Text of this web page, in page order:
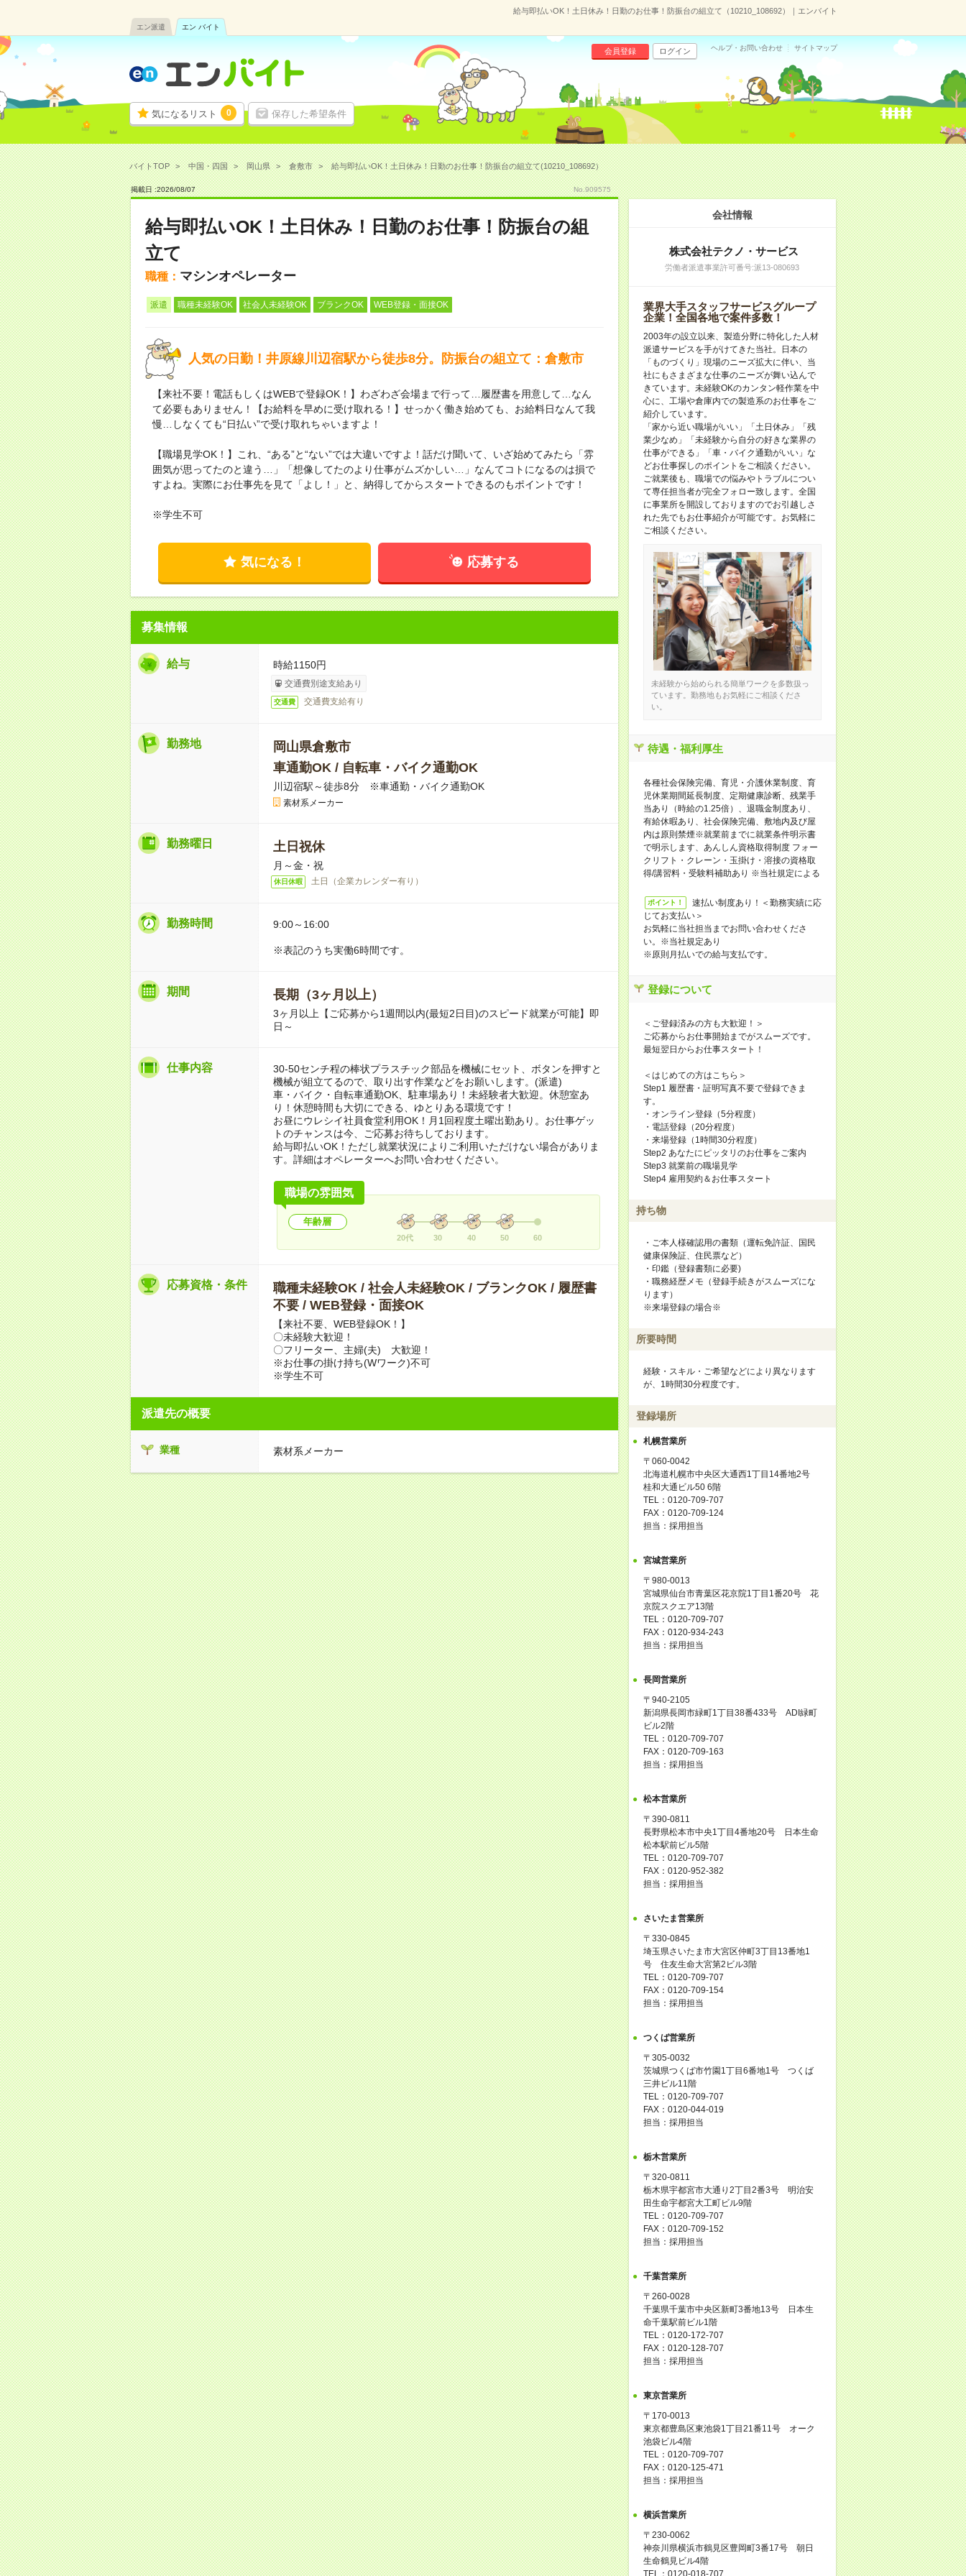
給与即払いOK！土日休み！日勤のお仕事！防振台の組立て（10210_108692）｜エンバイト
エン派遣 エン バイト
気になるリスト 0 保存した希望条件
会員登録 ログイン ヘルプ・お問い合わせ サイトマップ
バイトTOP 中国・四国 岡山県 倉敷市 給与即払いOK！土日休み！日勤のお仕事！防振台の組立て(10210_108692）
掲載日 :2026/08/07 No.909575
給与即払いOK！土日休み！日勤のお仕事！防振台の組
立て
職種： マシンオペレーター
派遣 職種未経験OK 社会人未経験OK ブランクOK WEB登録・面接OK
人気の日勤！井原線川辺宿駅から徒歩8分。防振台の組立て：倉敷市
【来社不要！電話もしくはWEBで登録OK！】わざわざ会場まで行って…履歴書を用意して…なん
て必要もありません！【お給料を早めに受け取れる！】せっかく働き始めても、お給料日なんて我
慢…しなくても“日払い”で受け取れちゃいますよ！
【職場見学OK！】これ、“ある”と“ない”では大違いですよ！話だけ聞いて、いざ始めてみたら「雰
囲気が思ってたのと違う…」「想像してたのより仕事がムズかしい…」なんてコトになるのは損で
すよね。実際にお仕事先を見て「よし！」と、納得してからスタートできるのもポイントです！
※学生不可
気になる！ 応募する
募集情報
給与 時給1150円
交通費別途支給あり
交通費 交通費支給有り
勤務地
岡山県倉敷市
車通勤OK / 自転車・バイク通勤OK
川辺宿駅～徒歩8分 ※車通勤・バイク通勤OK
素材系メーカー
勤務曜日 土日祝休
月～金・祝
休日休暇 土日（企業カレンダー有り）
勤務時間 9:00～16:00
※表記のうち実働6時間です。
期間 長期（3ヶ月以上）
3ヶ月以上【ご応募から1週間以内(最短2日目)のスピード就業が可能】即
日～
仕事内容
30-50センチ程の棒状プラスチック部品を機械にセット、ボタンを押すと
機械が組立てるので、取り出す作業などをお願いします。(派遣)
車・バイク・自転車通勤OK、駐車場あり！未経験者大歓迎。休憩室あ
り！休憩時間も大切にできる、ゆとりある環境です！
お昼にウレシイ社員食堂利用OK！月1回程度土曜出勤あり。お仕事ゲッ
トのチャンスは今、ご応募お待ちしております。
給与即払いOK！ただし就業状況によりご利用いただけない場合がありま
す。詳細はオペレーターへお問い合わせください。
職場の雰囲気
年齢層
20代 30 40 50 60
応募資格・条件
職種未経験OK / 社会人未経験OK / ブランクOK / 履歴書
不要 / WEB登録・面接OK
【来社不要、WEB登録OK！】
〇未経験大歓迎！
〇フリーター、主婦(夫) 大歓迎！
※お仕事の掛け持ち(Wワーク)不可
※学生不可
派遣先の概要
業種 素材系メーカー
会社情報
株式会社テクノ・サービス
労働者派遣事業許可番号:派13-080693
業界大手スタッフサービスグループ
企業！全国各地で案件多数！
2003年の設立以来、製造分野に特化した人材
派遣サービスを手がけてきた当社。日本の
「ものづくり」現場のニーズ拡大に伴い、当
社にもさまざまな仕事のニーズが舞い込んで
きています。未経験OKのカンタン軽作業を中
心に、工場や倉庫内での製造系のお仕事をご
紹介しています。
「家から近い職場がいい」「土日休み」「残
業少なめ」「未経験から自分の好きな業界の
仕事ができる」「車・バイク通勤がいい」な
どお仕事探しのポイントをご相談ください。
ご就業後も、職場での悩みやトラブルについ
て専任担当者が完全フォロー致します。全国
に事業所を開設しておりますのでお引越しさ
れた先でもお仕事紹介が可能です。お気軽に
ご相談ください。
未経験から始められる簡単ワークを多数扱っ
ています。勤務地もお気軽にご相談くださ
い。
待遇・福利厚生
各種社会保険完備、育児・介護休業制度、育
児休業期間延長制度、定期健康診断、残業手
当あり（時給の1.25倍）、退職金制度あり、
有給休暇あり、社会保険完備、敷地内及び屋
内は原則禁煙※就業前までに就業条件明示書
で明示します、あんしん資格取得制度 フォー
クリフト・クレーン・玉掛け・溶接の資格取
得/講習料・受験料補助あり ※当社規定による
ポイント！
速払い制度あり！＜勤務実績に応
じてお支払い＞
お気軽に当社担当までお問い合わせくださ
い。※当社規定あり
※原則月払いでの給与支払です。
登録について
＜ご登録済みの方も大歓迎！＞
ご応募からお仕事開始までがスムーズです。
最短翌日からお仕事スタート！
＜はじめての方はこちら＞
Step1 履歴書・証明写真不要で登録できま
す。
・オンライン登録（5分程度）
・電話登録（20分程度）
・来場登録（1時間30分程度）
Step2 あなたにピッタリのお仕事をご案内
Step3 就業前の職場見学
Step4 雇用契約＆お仕事スタート
持ち物
・ご本人様確認用の書類（運転免許証、国民
健康保険証、住民票など）
・印鑑（登録書類に必要)
・職務経歴メモ（登録手続きがスムーズにな
ります）
※来場登録の場合※
所要時間
経験・スキル・ご希望などにより異なります
が、1時間30分程度です。
登録場所
札幌営業所
〒060-0042
北海道札幌市中央区大通西1丁目14番地2号
桂和大通ビル50 6階
TEL：0120-709-707
FAX：0120-709-124
担当：採用担当
宮城営業所
〒980-0013
宮城県仙台市青葉区花京院1丁目1番20号 花
京院スクエア13階
TEL：0120-709-707
FAX：0120-934-243
担当：採用担当
長岡営業所
〒940-2105
新潟県長岡市緑町1丁目38番433号 ADI緑町
ビル2階
TEL：0120-709-707
FAX：0120-709-163
担当：採用担当
松本営業所
〒390-0811
長野県松本市中央1丁目4番地20号 日本生命
松本駅前ビル5階
TEL：0120-709-707
FAX：0120-952-382
担当：採用担当
さいたま営業所
〒330-0845
埼玉県さいたま市大宮区仲町3丁目13番地1
号 住友生命大宮第2ビル3階
TEL：0120-709-707
FAX：0120-709-154
担当：採用担当
つくば営業所
〒305-0032
茨城県つくば市竹園1丁目6番地1号 つくば
三井ビル11階
TEL：0120-709-707
FAX：0120-044-019
担当：採用担当
栃木営業所
〒320-0811
栃木県宇都宮市大通り2丁目2番3号 明治安
田生命宇都宮大工町ビル9階
TEL：0120-709-707
FAX：0120-709-152
担当：採用担当
千葉営業所
〒260-0028
千葉県千葉市中央区新町3番地13号 日本生
命千葉駅前ビル1階
TEL：0120-172-707
FAX：0120-128-707
担当：採用担当
東京営業所
〒170-0013
東京都豊島区東池袋1丁目21番11号 オーク
池袋ビル4階
TEL：0120-709-707
FAX：0120-125-471
担当：採用担当
横浜営業所
〒230-0062
神奈川県横浜市鶴見区豊岡町3番17号 朝日
生命鶴見ビル4階
TEL：0120-018-707